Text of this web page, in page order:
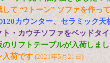
して “2トーン” ソファを作っ
カウンター、セラミック天
ト・カウチソファをベッドタ
のリフトテーブルが入荷しま
入荷です (2021年5月21日)